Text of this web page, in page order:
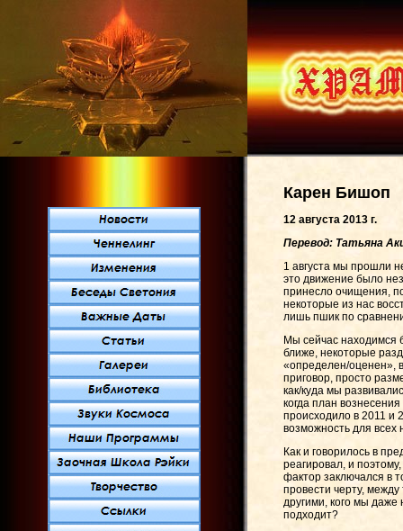
Карен Бишоп
12 августа 2013 г.
Перевод: Татьяна
1 августа мы прошли
это движение было
принесло очищения,
некоторые из нас
лишь пшик по
Мы сейчас находимся
ближе, некоторые
«определен/оценен»,
приговор, просто
как/куда мы
когда план
происходило в 2011 и
возможность для
Как и говорилось в
реагировал, и
фактор заключался в
провести черту,
другими, кого мы даже
подходит?